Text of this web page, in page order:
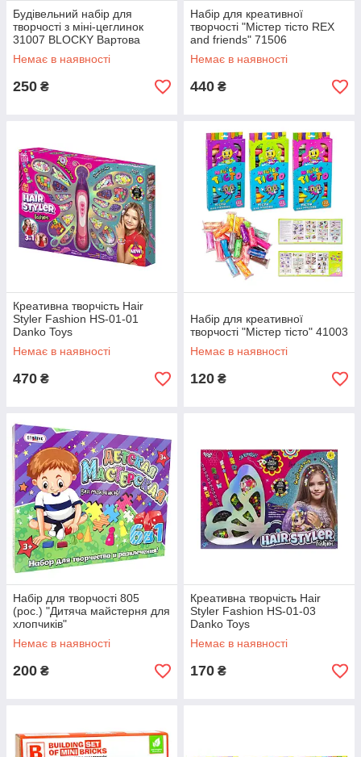
Будівельний набір для
творчості з міні-цеглинок
31007 BLOCKY Вартова
Брама Strateg
Немає в наявності
250 ₴
Набір для креативної
творчості "Містер тісто REX
and friends" 71506
Немає в наявності
440 ₴
Креативна творчість Hair
Styler Fashion HS-01-01
Danko Toys
Немає в наявності
470 ₴
Набір для креативної
творчості "Містер тісто" 41003
Немає в наявності
120 ₴
Набір для творчості 805
(рос.) "Дитяча майстерня для
хлопчиків"
Немає в наявності
200 ₴
Креативна творчість Hair
Styler Fashion HS-01-03
Danko Toys
Немає в наявності
170 ₴